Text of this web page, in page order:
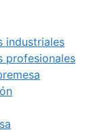
industriales
profesionales